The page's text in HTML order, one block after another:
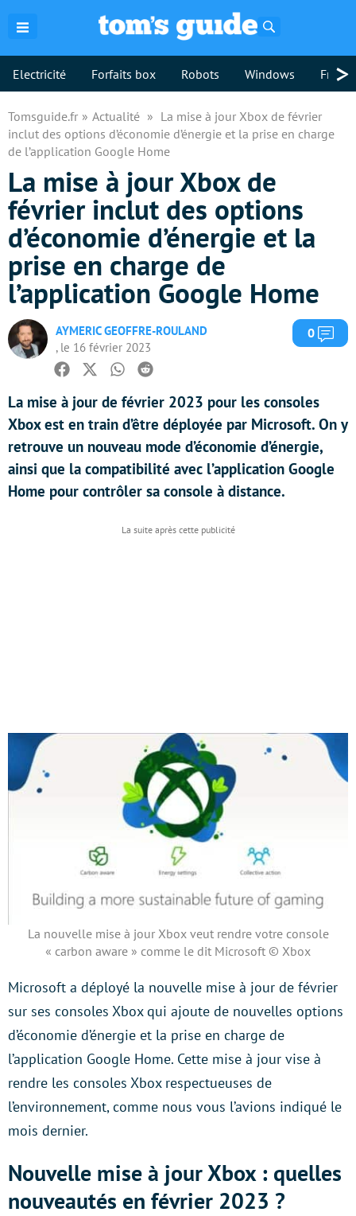
Electricité Forfaits box Robots Windows >
Tomsguide.fr Actualité
La mise à jour Xbox de février
inclut des options d’économie d’énergie et la prise en charge
de l’application Google Home
La mise à jour Xbox de
février inclut des options
d’économie d’énergie et la
prise en charge de
l’application Google Home
AYMERIC GEOFFRE-ROULAND
, le 16 février 2023
0
Facebook
TwitterWhatsapp
Reddit
La mise à jour de février 2023 pour les consoles
Xbox est en train d’être déployée par Microsoft. On y
retrouve un nouveau mode d’économie d’énergie,
ainsi que la compatibilité avec l’application Google
Home pour contrôler sa console à distance.
La nouvelle mise à jour Xbox veut rendre votre console
« carbon aware » comme le dit Microsoft © Xbox
Microsoft a déployé la nouvelle mise à jour de février
sur ses consoles Xbox qui ajoute de nouvelles options
d’économie d’énergie et la prise en charge de
l’application Google Home. Cette mise à jour vise à
rendre les consoles Xbox respectueuses de
l’environnement, comme nous vous l’avions indiqué le
mois dernier.
Nouvelle mise à jour Xbox : quelles
nouveautés en février 2023 ?